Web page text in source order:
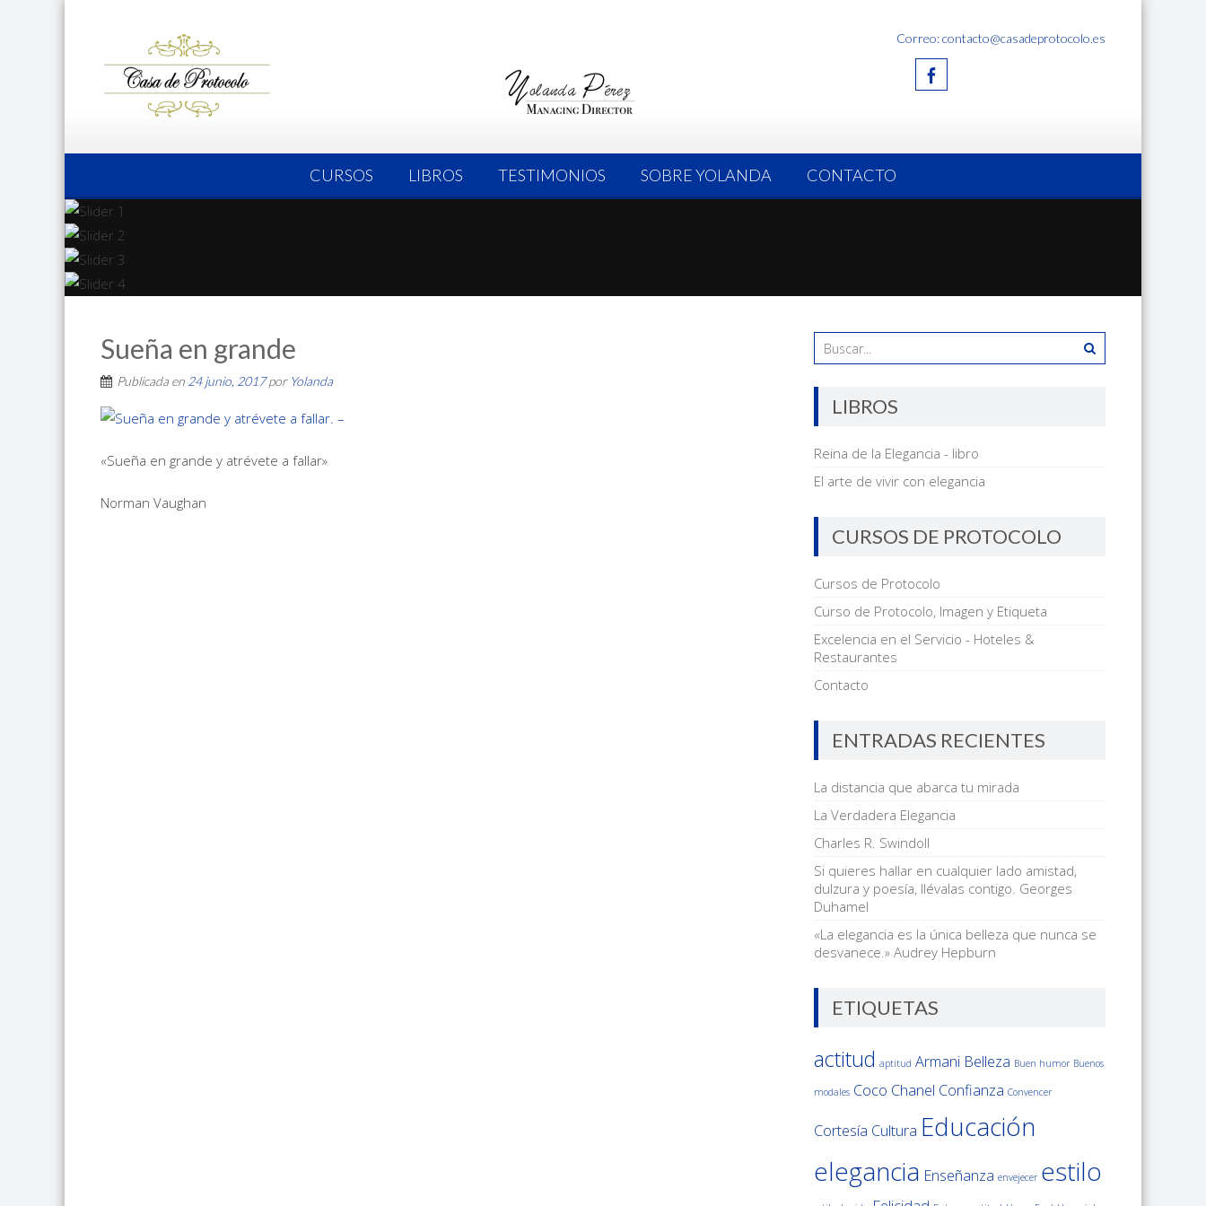
Correo: contacto@casadeprotocolo.es
CURSOS LIBROS TESTIMONIOS SOBRE YOLANDA CONTACTO
Sueña en grande
Publicada en 24 junio, 2017por Yolanda
«Sueña en grande y atrévete a fallar»
Norman Vaughan
LIBROS
Reina de la Elegancia - libro
El arte de vivir con elegancia
CURSOS DE PROTOCOLO
Cursos de Protocolo
Curso de Protocolo, Imagen y Etiqueta
Excelencia en el Servicio - Hoteles &
Restaurantes
Contacto
ENTRADAS RECIENTES
La distancia que abarca tu mirada
La Verdadera Elegancia
Charles R. Swindoll
Si quieres hallar en cualquier lado amistad,
dulzura y poesía, llévalas contigo. Georges
Duhamel
«La elegancia es la única belleza que nunca se
desvanece.» Audrey Hepburn
ETIQUETAS
actitud aptitud Armani Belleza Buen humor Buenos
modales Coco Chanel Confianza Convencer
Cortesía Cultura Educación
elegancia Enseñanza envejecer estilo